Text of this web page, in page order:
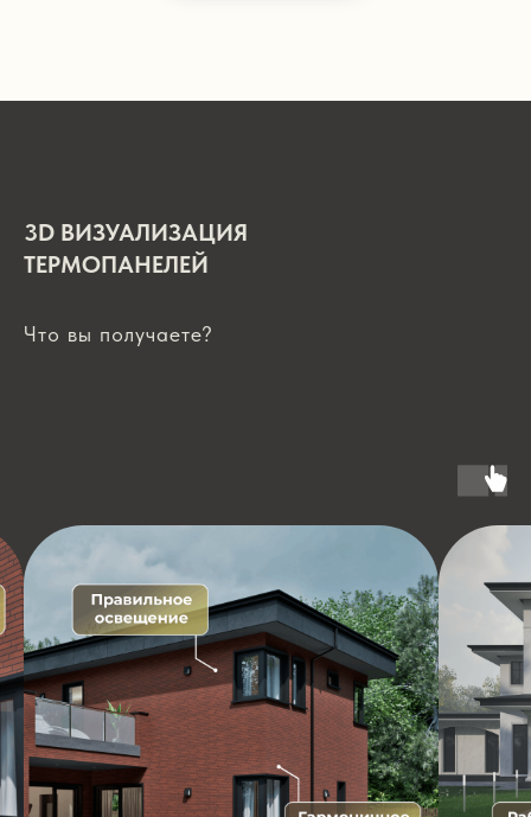
3D ВИЗУАЛИЗАЦИЯ
ТЕРМОПАНЕЛЕЙ
Что вы получаете?